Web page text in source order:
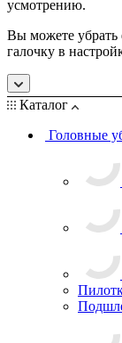
усмотрению.
Вы можете убрать
галочку в
Каталог
Головные